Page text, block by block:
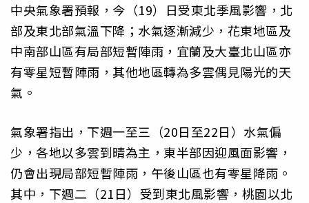
中央氣象署預報，今（19）日受東北季風影響，北
部及東北部氣溫下降；水氣逐漸減少，花東地區及
中南部山區有局部短暫陣雨，宜蘭及大臺北山區亦
有零星短暫陣雨，其他地區轉為多雲偶見陽光的天
氣。
氣象署指出，下週一至三（20日至22日）水氣偏
少，各地以多雲到晴為主，東半部因迎風面影響，
仍會出現局部短暫陣雨，午後山區也有零星降雨。
其中，下週二（21日）受到東北風影響，桃園以北